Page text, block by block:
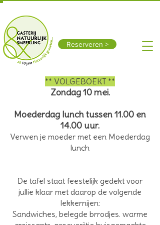
Reserveren >
** VOLGEBOEKT **
Zondag 10 mei.
Moederdag lunch tussen 11.00 en
14.00 uur.
Verwen je moeder met een Moederdag
lunch
De tafel staat feestelijk gedekt voor
jullie klaar met daarop de volgende
lekkernijen:
Sandwiches, belegde brrodjes. warme